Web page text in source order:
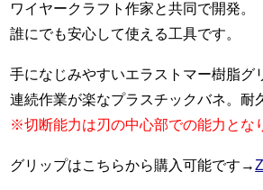
ワイヤークラフト作家と共同で開発。
誰にでも安心して使える工具です。
手になじみやすいエラストマー樹脂グ
連続作業が楽なプラスチックバネ。耐
※切断能力は刃の中心部での能力とな
グリップはこちらから購入可能です→